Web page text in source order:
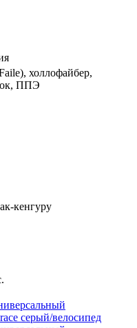
холлофайбер,
ППЭ
кенгуру
серый/велосипед